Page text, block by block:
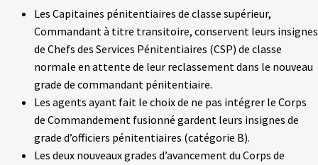
Les Capitaines pénitentiaires de classe supérieur,
Commandant à titre transitoire, conservent leurs insignes
de Chefs des Services Pénitentiaires (CSP) de classe
normale en attente de leur reclassement dans le nouveau
grade de commandant pénitentiaire.
Les agents ayant fait le choix de ne pas intégrer le Corps
de Commandement fusionné gardent leurs insignes de
grade d’officiers pénitentiaires (catégorie B).
Les deux nouveaux grades d’avancement du Corps de